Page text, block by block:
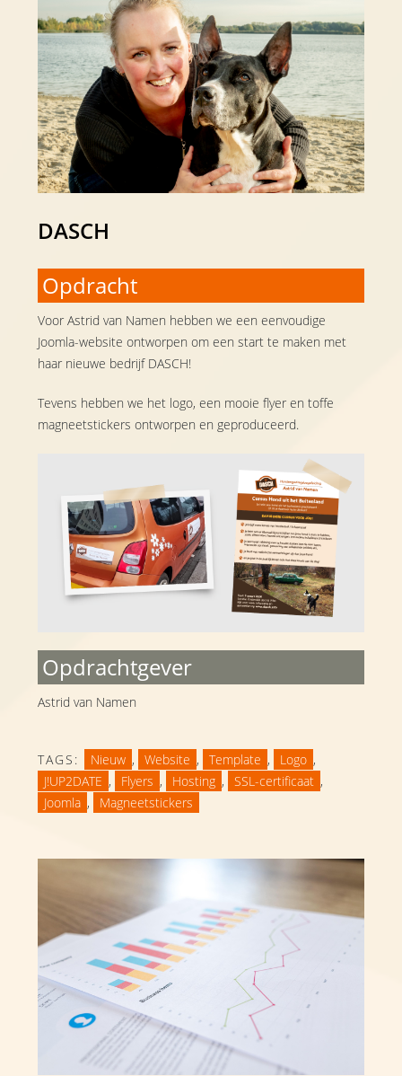
DASCH
Opdracht
Voor Astrid van Namen hebben we een eenvoudige
Joomla-website ontworpen om een start te maken met
haar nieuwe bedrijf DASCH!
Tevens hebben we het logo, een mooie flyer en toffe
magneetstickers ontworpen en geproduceerd.
Opdrachtgever
Astrid van Namen
TAGS: Nieuw , Website , Template , Logo ,
J!UP2DATE , Flyers , Hosting , SSL-certificaat ,
Joomla , Magneetstickers